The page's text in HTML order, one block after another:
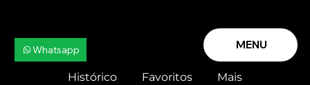
MENU
Whatsapp
Histórico Favoritos Mais